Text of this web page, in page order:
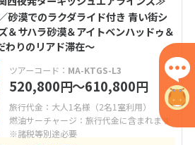
砂漠でのラクダライド付き 青い街シ
＆サハラ砂漠＆アイトベンハッドゥ＆
わりのリアド滞在～
ツアーコード： MA-KTGS-L3
520,800円〜610,800円
旅行代金：大人1名様（2名1室利用）
燃油サーチャージ：旅行代金に含まれます
※諸税等別途必要